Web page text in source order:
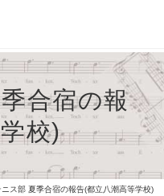
合宿の報
校)
ス部 夏季合宿の報告(都立八潮高等学校)